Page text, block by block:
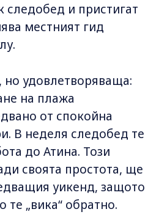
следобед и пристигат
местният гид
но удовлетворяваща:
на плажа
от спокойна
В неделя следобед те
до Атина. Този
своята простота, ще
уикенд, защото
те „вика“ обратно.